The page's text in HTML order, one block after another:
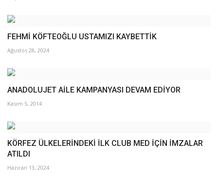
FEHMİ KÖFTEOĞLU USTAMIZI KAYBETTİK
Ağustos 28, 2024
ANADOLUJET AİLE KAMPANYASI DEVAM EDİYOR
Kasım 5, 2014
KÖRFEZ ÜLKELERİNDEKİ İLK CLUB MED İÇİN İMZALAR
ATILDI
Haziran 13, 2024